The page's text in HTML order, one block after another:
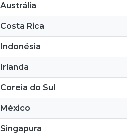
Austrália
Costa Rica
Indonésia
Irlanda
Coreia do Sul
México
Singapura